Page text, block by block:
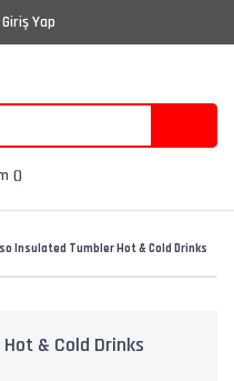
Giriş Yap
Insulated Tumbler Hot & Cold Drinks
& Cold Drinks